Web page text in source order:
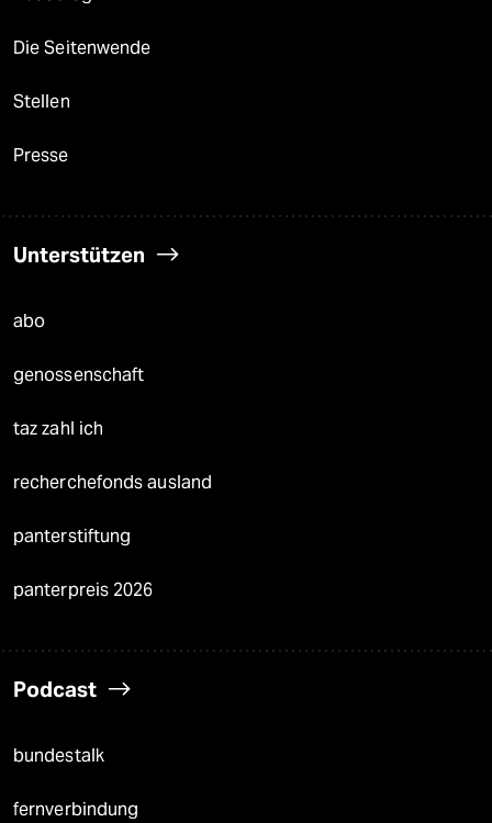
Die Seitenwende
Stellen
Presse
Unterstützen
abo
genossenschaft
taz zahl ich
recherchefonds ausland
panterstiftung
panterpreis 2026
Podcast
bundestalk
fernverbindung